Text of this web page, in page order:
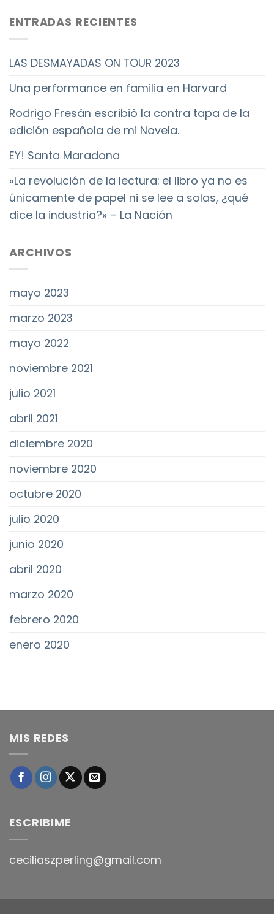
ENTRADAS RECIENTES
LAS DESMAYADAS ON TOUR 2023
Una performance en familia en Harvard
Rodrigo Fresán escribió la contra tapa de la
edición española de mi Novela.
EY! Santa Maradona
«La revolución de la lectura: el libro ya no es
únicamente de papel ni se lee a solas, ¿qué
dice la industria?» – La Nación
ARCHIVOS
mayo 2023
marzo 2023
mayo 2022
noviembre 2021
julio 2021
abril 2021
diciembre 2020
noviembre 2020
octubre 2020
julio 2020
junio 2020
abril 2020
marzo 2020
febrero 2020
enero 2020
MIS REDES
ESCRIBIME
ceciliaszperling@gmail.com